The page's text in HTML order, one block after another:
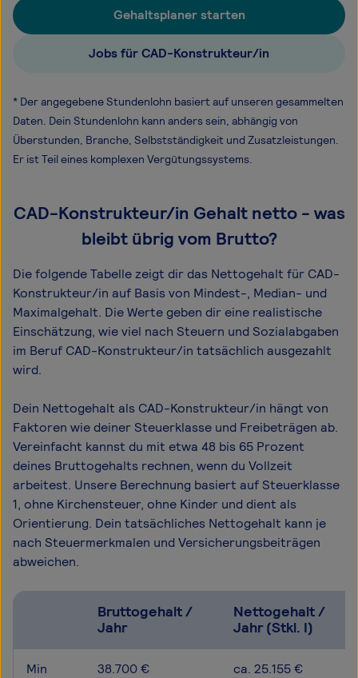
Gehaltsplaner starten
Jobs für CAD-Konstrukteur/in
* Der angegebene Stundenlohn basiert auf unseren gesammelten
Daten. Dein Stundenlohn kann anders sein, abhängig von
Überstunden, Branche, Selbstständigkeit und Zusatzleistungen.
Er ist Teil eines komplexen Vergütungssystems.
CAD-Konstrukteur/in Gehalt netto - was
bleibt übrig vom Brutto?
Die folgende Tabelle zeigt dir das Netto­gehalt für CAD-
Konstrukteur/in auf Basis von Mindest-, Median- und
Maximal­gehalt. Die Werte geben dir eine realistische
Einschätzung, wie viel nach Steuern und Sozialabgaben
im Beruf CAD-Konstrukteur/in tatsächlich ausgezahlt
wird.
Dein Nettogehalt als CAD-Konstrukteur/in hängt von
Faktoren wie deiner Steuerklasse und Freibeträgen ab.
Vereinfacht kannst du mit etwa 48 bis 65 Prozent
deines Bruttogehalts rechnen, wenn du Vollzeit
arbeitest. Unsere Berechnung basiert auf Steuerklasse
1, ohne Kirchensteuer, ohne Kinder und dient als
Orientierung. Dein tatsächliches Nettogehalt kann je
nach Steuermerkmalen und Versicherungsbeiträgen
abweichen.
Bruttogehalt /
Jahr
Nettogehalt /
Jahr (Stkl. I)
Min 38.700 € ca. 25.155 €